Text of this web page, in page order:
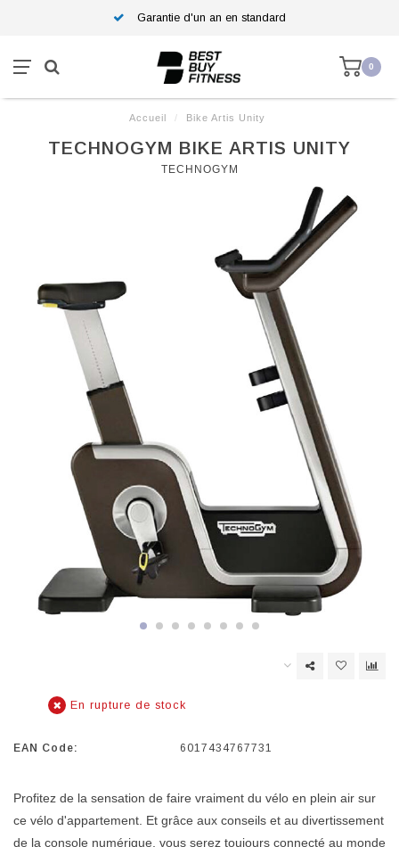
Garantie d'un an en standard
0
Accueil / Bike Artis Unity
TECHNOGYM BIKE ARTIS UNITY
TECHNOGYM
En rupture de stock
EAN Code: 6017434767731
Profitez de la sensation de faire vraiment du vélo en plein air sur
ce vélo d'appartement. Et grâce aux conseils et au divertissement
de la console numérique, vous serez toujours connecté au monde